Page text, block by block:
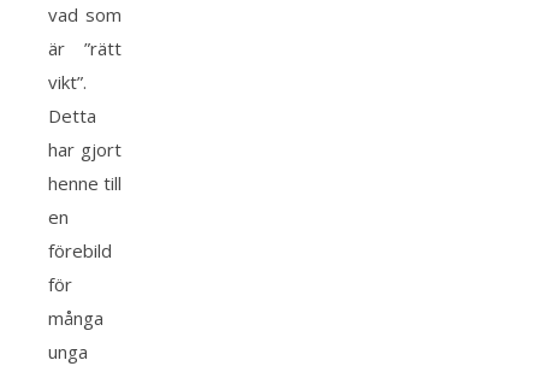
vad som
är ”rätt
vikt”.
Detta
har gjort
henne till
en
förebild
för
många
unga